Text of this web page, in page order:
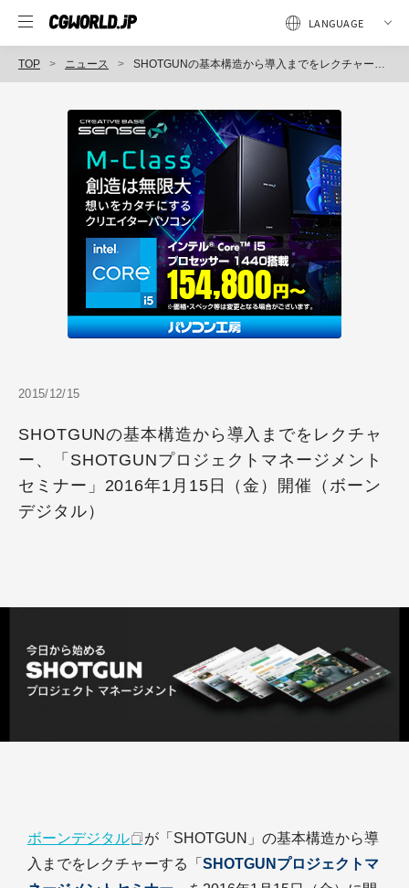
TOP ニュース SHOTGUNの基本構造から導入までをレクチャー、「SHOTGUNプロジェクトマネージメントセミナー」2016年1月15日（金）開催（ボーンデジタル）
2015/12/15
SHOTGUNの基本構造から導入までをレクチャ
ー、「SHOTGUNプロジェクトマネージメント
セミナー」2016年1月15日（金）開催（ボーン
デジタル）
ボーンデジタル
が「SHOTGUN」の基本構造から導
入までをレクチャーする「 SHOTGUNプロジェクトマ